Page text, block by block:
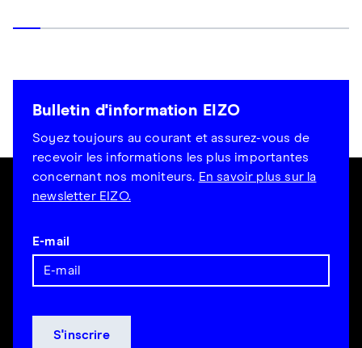
Bulletin d'information EIZO
Soyez toujours au courant et assurez-vous de
recevoir les informations les plus importantes
concernant nos moniteurs. En savoir plus sur la
newsletter EIZO.
E-mail